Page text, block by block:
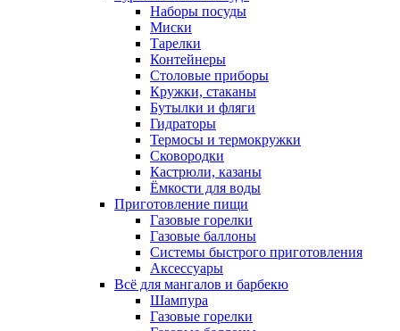
Наборы посуды
Миски
Тарелки
Контейнеры
Столовые приборы
Кружки, стаканы
Бутылки и фляги
Гидраторы
Термосы и термокружки
Сковородки
Кастрюли, казаны
Ёмкости для воды
Приготовление пищи
Газовые горелки
Газовые баллоны
Системы быстрого приготовления
Аксессуары
Всё для мангалов и барбекю
Шампура
Газовые горелки